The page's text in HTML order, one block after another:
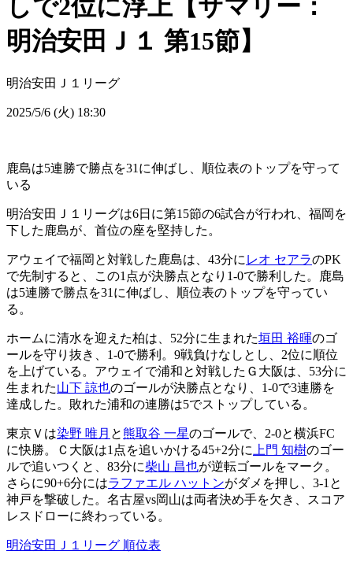
しで2位に浮上【サマリー：
明治安田Ｊ１ 第15節】
明治安田Ｊ１リーグ
2025/5/6 (火) 18:30
鹿島は5連勝で勝点を31に伸ばし、順位表のトップを守って
いる
明治安田Ｊ１リーグは6日に第15節の6試合が行われ、福岡を
下した鹿島が、首位の座を堅持した。
アウェイで福岡と対戦した鹿島は、43分に レオ セアラのPK
で先制すると、この1点が決勝点となり1-0で勝利した。鹿島
は5連勝で勝点を31に伸ばし、順位表のトップを守ってい
る。
ホームに清水を迎えた柏は、52分に生まれた垣田 裕暉のゴ
ールを守り抜き、1-0で勝利。9戦負けなしとし、2位に順位
を上げている。アウェイで浦和と対戦したＧ大阪は、53分に
生まれた山下 諒也のゴールが決勝点となり、1-0で3連勝を
達成した。敗れた浦和の連勝は5でストップしている。
東京Ｖは染野 唯月 と熊取谷 一星のゴールで、2-0と横浜FC
に快勝。Ｃ大阪は1点を追いかける45+2分に 上門 知樹のゴー
ルで追いつくと、83分に柴山 昌也が逆転ゴールをマーク。
さらに90+6分にはラファエル ハットンがダメを押し、3-1と
神戸を撃破した。名古屋vs岡山は両者決め手を欠き、スコア
レスドローに終わっている。
明治安田Ｊ１リーグ 順位表